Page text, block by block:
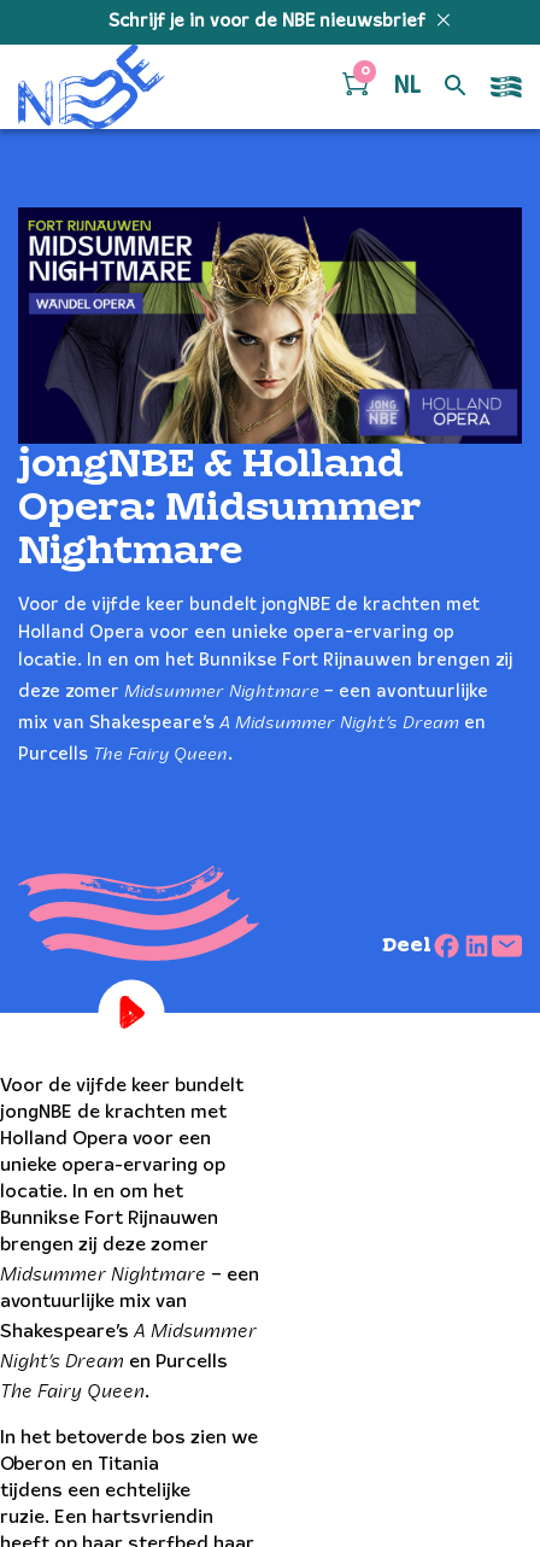
Schrijf je in voor de NBE nieuwsbrief
0
NL
jongNBE & Holland
Opera: Midsummer
Nightmare
Voor de vijfde keer bundelt jongNBE de krachten met
Holland Opera voor een unieke opera-ervaring op
locatie. In en om het Bunnikse Fort Rijnauwen brengen zij
deze zomer Midsummer Nightmare – een avontuurlijke
mix van Shakespeare’s A Midsummer Night’s Dream en
Purcells The Fairy Queen.
Deel
Voor de vijfde keer bundelt
jongNBE de krachten met
Holland Opera voor een
unieke opera-ervaring op
locatie. In en om het
Bunnikse Fort Rijnauwen
brengen zij deze zomer
Midsummer Nightmare – een
avontuurlijke mix van
Shakespeare’s A Midsummer
Night’s Dream en Purcells
The Fairy Queen.
In het betoverde bos zien we
Oberon en Titania
tijdens een echtelijke
ruzie. Een hartsvriendin